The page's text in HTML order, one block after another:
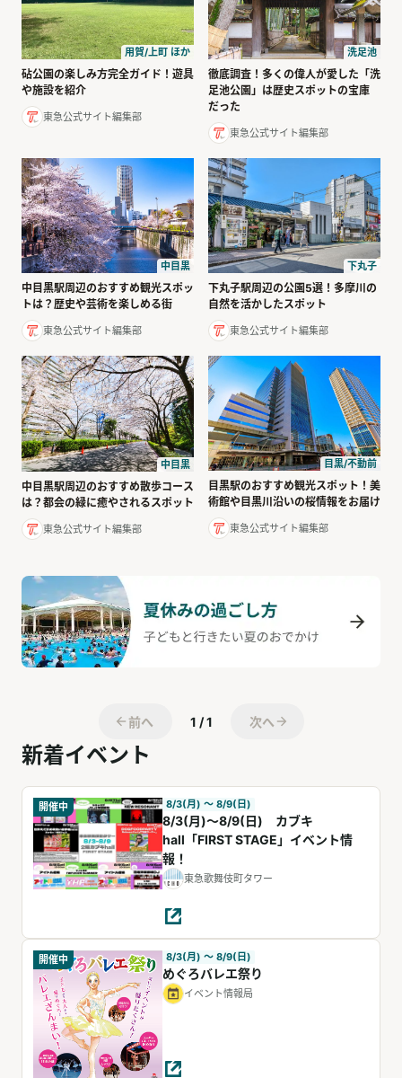
用賀/上町 ほか
砧公園の楽しみ方完全ガイド！遊具
や施設を紹介
東急公式サイト編集部
洗足池
徹底調査！多くの偉人が愛した「洗
足池公園」は歴史スポットの宝庫
だった
東急公式サイト編集部
中目黒
中目黒駅周辺のおすすめ観光スポッ
トは？歴史や芸術を楽しめる街
東急公式サイト編集部
下丸子
下丸子駅周辺の公園5選！多摩川の
自然を活かしたスポット
東急公式サイト編集部
中目黒
中目黒駅周辺のおすすめ散歩コース
は？都会の緑に癒やされるスポット
東急公式サイト編集部
目黒/不動前
目黒駅のおすすめ観光スポット！美
術館や目黒川沿いの桜情報をお届け
東急公式サイト編集部
前へ 1 / 1 次へ
新着イベント
開催中 8/3(月) 〜 8/9(日)
8/3(月)～8/9(日) カブキ
hall「FIRST STAGE」イベント情
報！
東急歌舞伎町タワー
開催中 8/3(月) 〜 8/9(日)
めぐろバレエ祭り
イベント情報局